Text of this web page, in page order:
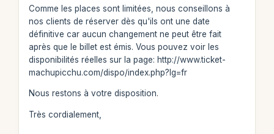
Comme les places sont limitées, nous conseillons à
nos clients de réserver dès qu'ils ont une date
définitive car aucun changement ne peut être fait
après que le billet est émis. Vous pouvez voir les
disponibilités réelles sur la page: http://www.ticket-
machupicchu.com/dispo/index.php?lg=fr
Nous restons à votre disposition.
Très cordialement,